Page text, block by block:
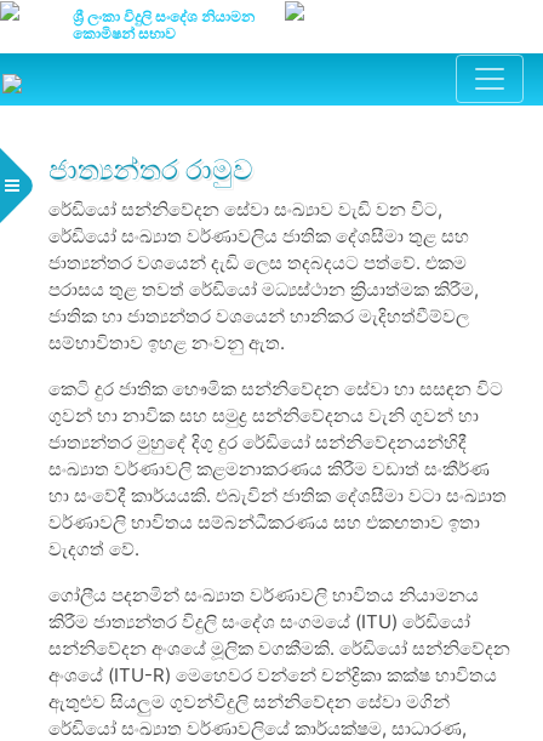
ශ්‍රී ලංකා විදුලි සංදේශ නියාමන
කොමිෂන් සභාව
ජාත්‍යන්තර රාමුව
රේඩියෝ සන්නිවේදන සේවා සංඛ්‍යාව වැඩි වන විට,
රේඩියෝ සංඛ්‍යාත වර්ණාවලිය ජාතික දේශසීමා තුළ සහ
ජාත්‍යන්තර වශයෙන් දැඩි ලෙස තදබදයට පත්වේ. එකම
පරාසය තුළ තවත් රේඩියෝ මධ්‍යස්ථාන ක්‍රියාත්මක කිරීම,
ජාතික හා ජාත්‍යන්තර වශයෙන් හානිකර මැදිහත්වීම්වල
සම්භාවිතාව ඉහළ නංවනු ඇත.
කෙටි දුර ජාතික භෞමික සන්නිවේදන සේවා හා සසඳන විට
ගුවන් හා නාවික සහ සමුද්‍ර සන්නිවේදනය වැනි ගුවන් හා
ජාත්‍යන්තර මුහුදේ දිගු දුර රේඩියෝ සන්නිවේදනයන්හිදී
සංඛ්‍යාත වර්ණාවලි කළමනාකරණය කිරීම වඩාත් සංකීර්ණ
හා සංවේදී කාර්යයකි. එබැවින් ජාතික දේශසීමා වටා සංඛ්‍යාත
වර්ණාවලි භාවිතය සම්බන්ධීකරණය සහ එකඟතාව ඉතා
වැදගත් වේ.
ගෝලීය පදනමින් සංඛ්‍යාත වර්ණාවලි භාවිතය නියාමනය
කිරීම ජාත්‍යන්තර විදුලි සංදේශ සංගමයේ (ITU) රේඩියෝ
සන්නිවේදන අංශයේ මූලික වගකීමකි. රේඩියෝ සන්නිවේදන
අංශයේ (ITU-R) මෙහෙවර වන්නේ චන්ද්‍රිකා කක්ෂ භාවිතය
ඇතුළුව සියලුම ගුවන්විදුලි සන්නිවේදන සේවා මගින්
රේඩියෝ සංඛ්‍යාත වර්ණාවලියේ කාර්යක්ෂම, සාධාරණ,